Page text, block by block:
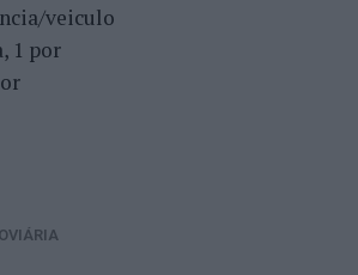
veiculo
1 por